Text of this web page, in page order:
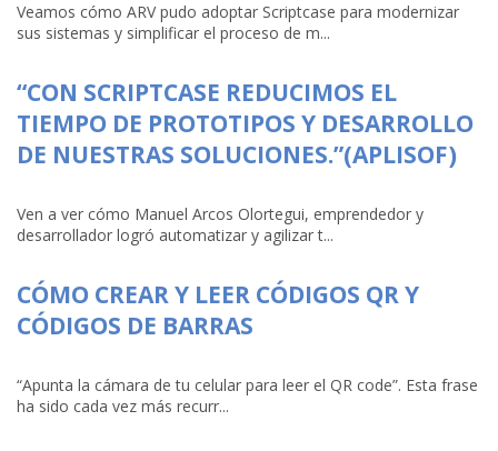
Veamos cómo ARV pudo adoptar Scriptcase para modernizar
sus sistemas y simplificar el proceso de m...
“CON SCRIPTCASE REDUCIMOS EL
TIEMPO DE PROTOTIPOS Y DESARROLLO
DE NUESTRAS SOLUCIONES.”(APLISOF)
Ven a ver cómo Manuel Arcos Olortegui, emprendedor y
desarrollador logró automatizar y agilizar t...
CÓMO CREAR Y LEER CÓDIGOS QR Y
CÓDIGOS DE BARRAS
“Apunta la cámara de tu celular para leer el QR code”. Esta frase
ha sido cada vez más recurr...